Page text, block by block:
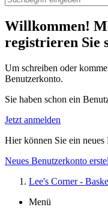
Willkommen!
registrieren Sie
Um schreiben oder
Benutzerkonto.
Sie haben schon ein
Jetzt anmelden
Hier können Sie ein
Neues Benutzerkonto
Lee's Corner -
Menü